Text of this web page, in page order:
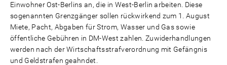
Einwohner Ost-Berlins an, die in West-Berlin arbeiten. Diese
sogenannten Grenzgänger sollen rückwirkend zum 1. August
Miete, Pacht, Abgaben für Strom, Wasser und Gas sowie
öffentliche Gebühren in DM-West zahlen. Zuwiderhandlungen
werden nach der Wirtschaftsstrafverordnung mit Gefängnis
und Geldstrafen geahndet.